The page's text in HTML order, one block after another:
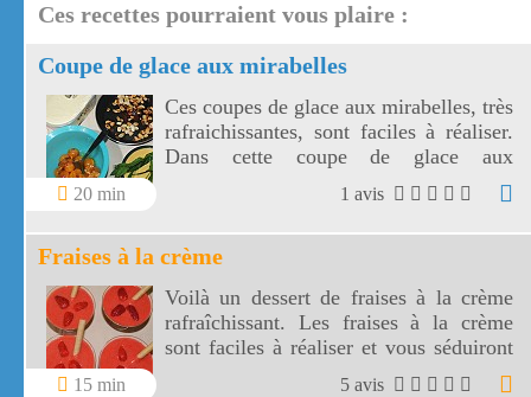
Ces recettes pourraient vous plaire :
Coupe de glace aux mirabelles
20 min
Ces coupes de glace aux mirabelles, très
rafraichissantes, sont faciles à réaliser.
Dans cette coupe de glace aux
mirabelles, les mirabelles de Lorraine
sont gorgées de sucre et très parfumées.
1 avis
Fraises à la crème
15 min
Voilà un dessert de fraises à la crème
rafraîchissant. Les fraises à la crème
sont faciles à réaliser et vous séduiront
par leur couleur et leur douceur !
5 avis